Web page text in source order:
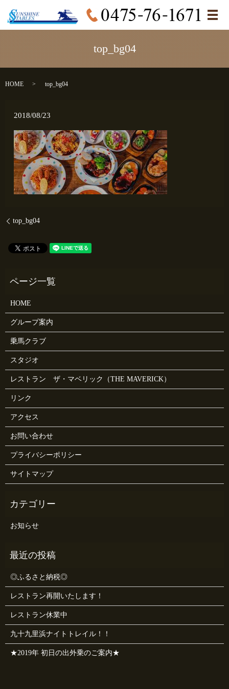
メ
top_bg04
HOME top_bg04
2018/08/23
top_bg04
HOME
グループ案内
乗馬クラブ
スタジオ
レストラン ザ・マベリック（THE MAVERICK）
リンク
アクセス
お問い合わせ
プライバシーポリシー
サイトマップ
お知らせ
◎ふるさと納税◎
レストラン再開いたします！
レストラン休業中
九十九里浜ナイトトレイル！！
★2019年 初日の出外乗のご案内★